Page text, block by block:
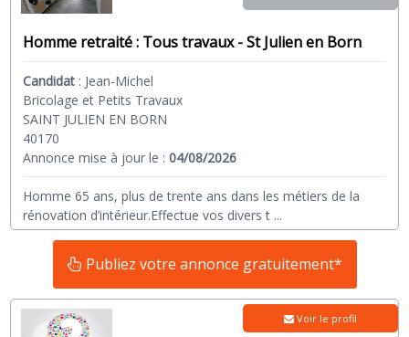
Homme retraité : Tous travaux - St Julien en Born
Candidat : Jean-Michel
Bricolage et Petits Travaux
SAINT JULIEN EN BORN
40170
Annonce mise à jour le :04/08/2026
Homme 65 ans, plus de trente ans dans les métiers de la
rénovation d’intérieur.Effectue vos divers t ...
Publiez votre annonce gratuitement*
Voir le profil